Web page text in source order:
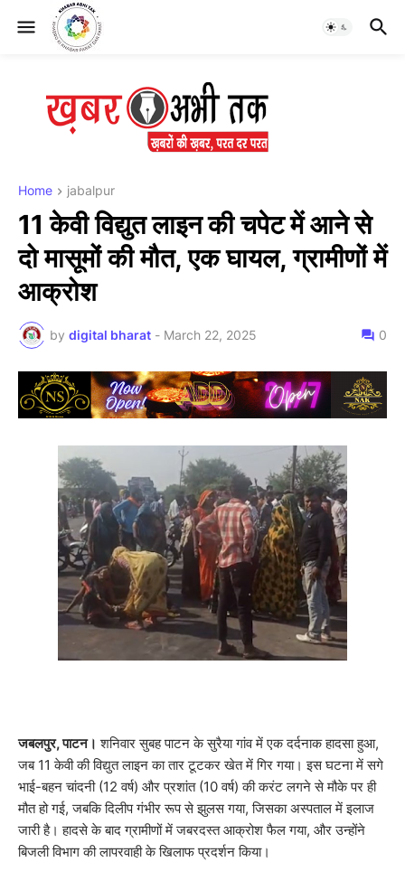
Home jabalpur
11 केवी विद्युत लाइन की चपेट में आने से
दो मासूमों की मौत, एक घायल, ग्रामीणों में
आक्रोश
by digital bharat - March 22, 2025 0
जबलपुर, पाटन। शनिवार सुबह पाटन के सुरैया गांव में एक दर्दनाक हादसा हुआ,
जब 11 केवी की विद्युत लाइन का तार टूटकर खेत में गिर गया। इस घटना में सगे
भाई-बहन चांदनी (12 वर्ष) और प्रशांत (10 वर्ष) की करंट लगने से मौके पर ही
मौत हो गई, जबकि दिलीप गंभीर रूप से झुलस गया, जिसका अस्पताल में इलाज
जारी है। हादसे के बाद ग्रामीणों में जबरदस्त आक्रोश फैल गया, और उन्होंने
बिजली विभाग की लापरवाही के खिलाफ प्रदर्शन किया।